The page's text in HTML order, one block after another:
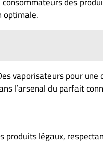
optimale.
vaporisateurs pour
l’arsenal du parfait
produits légaux,